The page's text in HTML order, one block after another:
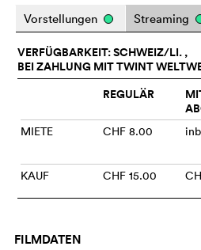
Vorstellungen Streaming
VERFÜGBARKEIT: SCHWEIZ/LI. ,
BEI ZAHLUNG MIT TWINT
REGULÄR
MIETE CHF 8.00
KAUF CHF 15.00
FILMDATEN